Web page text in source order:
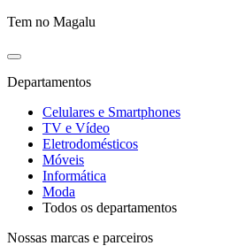
Tem no Magalu
Departamentos
Celulares e Smartphones
TV e Vídeo
Eletrodomésticos
Móveis
Informática
Moda
Todos os departamentos
Nossas marcas e parceiros